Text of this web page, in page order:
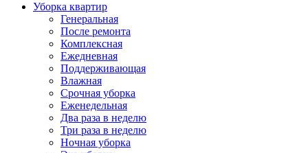
Уборка квартир
Генеральная
После ремонта
Комплексная
Ежедневная
Поддерживающая
Влажная
Срочная уборка
Еженедельная
Два раза в неделю
Три раза в неделю
Ночная уборка